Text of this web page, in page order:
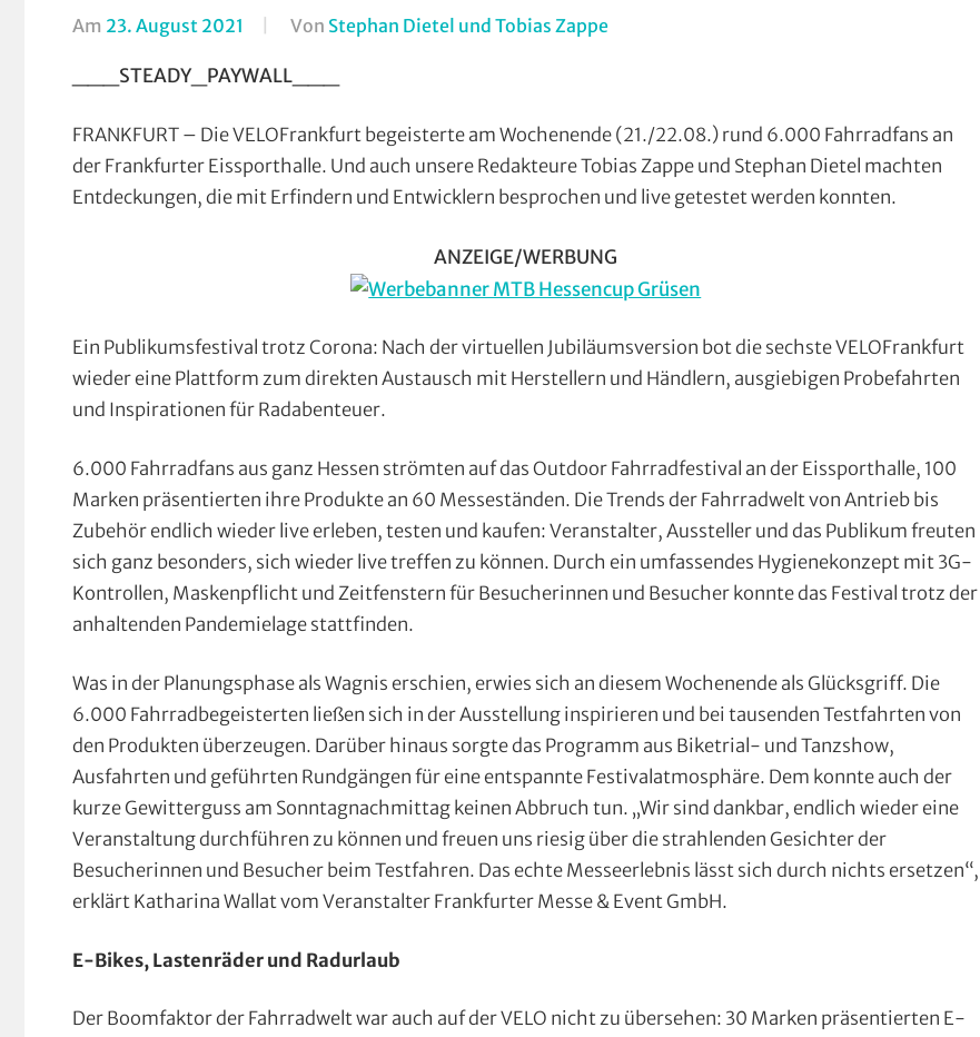
Am 23. August 2021 Von Stephan Dietel und Tobias ZappeIn
Fotos
Multimedia
___STEADY_PAYWALL___
FRANKFURT – Die VELOFrankfurt begeisterte am Wochenende (21./22.08.) rund 6.000 Fahrradfans an
der Frankfurter Eissporthalle. Und auch unsere Redakteure Tobias Zappe und Stephan Dietel machten
Entdeckungen, die mit Erfindern und Entwicklern besprochen und live getestet werden konnten.
ANZEIGE/WERBUNG
Ein Publikumsfestival trotz Corona: Nach der virtuellen Jubiläumsversion bot die sechste VELOFrankfurt
wieder eine Plattform zum direkten Austausch mit Herstellern und Händlern, ausgiebigen Probefahrten
und Inspirationen für Radabenteuer.
6.000 Fahrradfans aus ganz Hessen strömten auf das Outdoor Fahrradfestival an der Eissporthalle, 100
Marken präsentierten ihre Produkte an 60 Messeständen. Die Trends der Fahrradwelt von Antrieb bis
Zubehör endlich wieder live erleben, testen und kaufen: Veranstalter, Aussteller und das Publikum freuten
sich ganz besonders, sich wieder live treffen zu können. Durch ein umfassendes Hygienekonzept mit 3G-
Kontrollen, Maskenpflicht und Zeitfenstern für Besucherinnen und Besucher konnte das Festival trotz der
anhaltenden Pandemielage stattfinden.
Was in der Planungsphase als Wagnis erschien, erwies sich an diesem Wochenende als Glücksgriff. Die
6.000 Fahrradbegeisterten ließen sich in der Ausstellung inspirieren und bei tausenden Testfahrten von
den Produkten überzeugen. Darüber hinaus sorgte das Programm aus Biketrial- und Tanzshow,
Ausfahrten und geführten Rundgängen für eine entspannte Festivalatmosphäre. Dem konnte auch der
kurze Gewitterguss am Sonntagnachmittag keinen Abbruch tun. „Wir sind dankbar, endlich wieder eine
Veranstaltung durchführen zu können und freuen uns riesig über die strahlenden Gesichter der
Besucherinnen und Besucher beim Testfahren. Das echte Messeerlebnis lässt sich durch nichts ersetzen“,
erklärt Katharina Wallat vom Veranstalter Frankfurter Messe & Event GmbH.
E-Bikes, Lastenräder und Radurlaub
Der Boomfaktor der Fahrradwelt war auch auf der VELO nicht zu übersehen: 30 Marken präsentierten E-